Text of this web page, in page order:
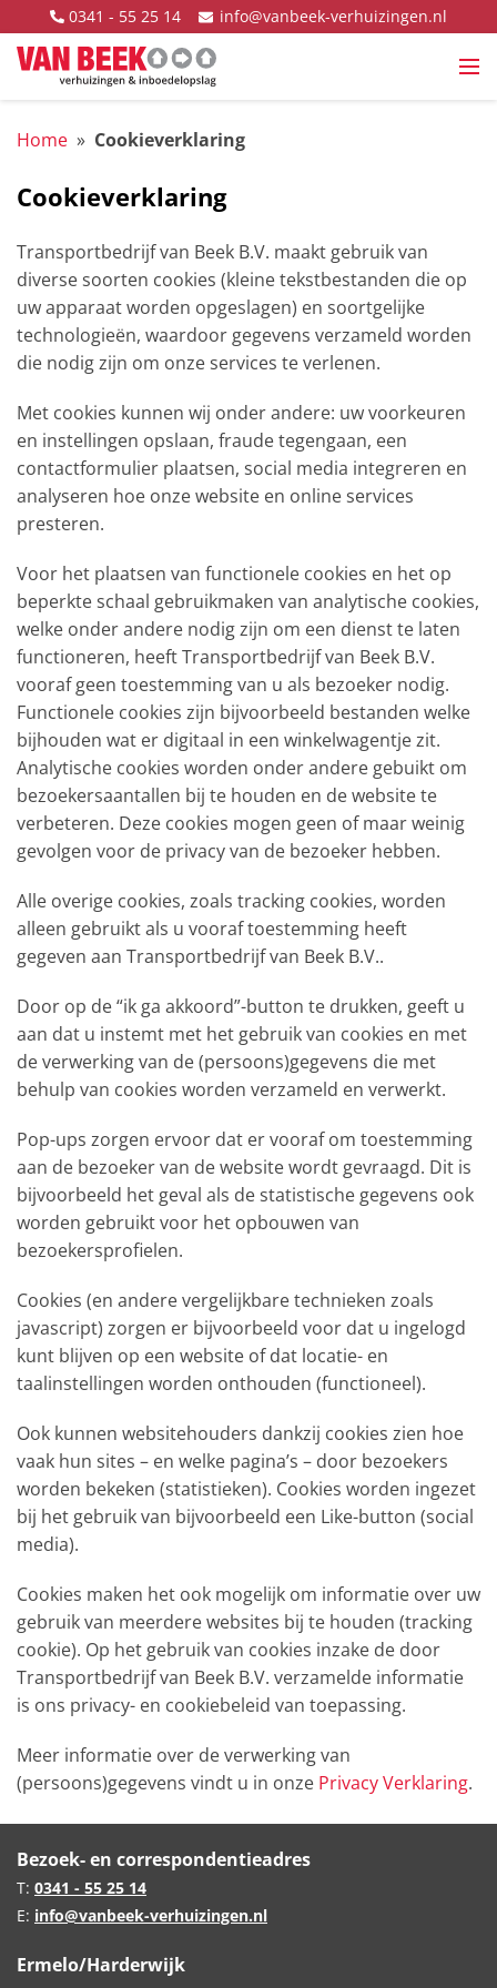
Ga naar content
0341 - 55 25 14 info@vanbeek-verhuizingen.nl
Van Beek Verhuizingen
Home » Cookieverklaring
Cookieverklaring
Transportbedrijf van Beek B.V. maakt gebruik van
diverse soorten cookies (kleine tekstbestanden die op
uw apparaat worden opgeslagen) en soortgelijke
technologieën, waardoor gegevens verzameld worden
die nodig zijn om onze services te verlenen.
Met cookies kunnen wij onder andere: uw voorkeuren
en instellingen opslaan, fraude tegengaan, een
contactformulier plaatsen, social media integreren en
analyseren hoe onze website en online services
presteren.
Voor het plaatsen van functionele cookies en het op
beperkte schaal gebruikmaken van analytische cookies,
welke onder andere nodig zijn om een dienst te laten
functioneren, heeft Transportbedrijf van Beek B.V.
vooraf geen toestemming van u als bezoeker nodig.
Functionele cookies zijn bijvoorbeeld bestanden welke
bijhouden wat er digitaal in een winkelwagentje zit.
Analytische cookies worden onder andere gebuikt om
bezoekersaantallen bij te houden en de website te
verbeteren. Deze cookies mogen geen of maar weinig
gevolgen voor de privacy van de bezoeker hebben.
Alle overige cookies, zoals tracking cookies, worden
alleen gebruikt als u vooraf toestemming heeft
gegeven aan Transportbedrijf van Beek B.V..
Door op de “ik ga akkoord”-button te drukken, geeft u
aan dat u instemt met het gebruik van cookies en met
de verwerking van de (persoons)gegevens die met
behulp van cookies worden verzameld en verwerkt.
Pop-ups zorgen ervoor dat er vooraf om toestemming
aan de bezoeker van de website wordt gevraagd. Dit is
bijvoorbeeld het geval als de statistische gegevens ook
worden gebruikt voor het opbouwen van
bezoekersprofielen.
Cookies (en andere vergelijkbare technieken zoals
javascript) zorgen er bijvoorbeeld voor dat u ingelogd
kunt blijven op een website of dat locatie- en
taalinstellingen worden onthouden (functioneel).
Ook kunnen websitehouders dankzij cookies zien hoe
vaak hun sites – en welke pagina’s – door bezoekers
worden bekeken (statistieken). Cookies worden ingezet
bij het gebruik van bijvoorbeeld een Like-button (social
media).
Cookies maken het ook mogelijk om informatie over uw
gebruik van meerdere websites bij te houden (tracking
cookie). Op het gebruik van cookies inzake de door
Transportbedrijf van Beek B.V. verzamelde informatie
is ons privacy- en cookiebeleid van toepassing.
Meer informatie over de verwerking van
(persoons)gegevens vindt u in onze Privacy Verklaring.
Bezoek- en correspondentieadres
T: 0341 - 55 25 14
E: info@vanbeek-verhuizingen.nl
Ermelo/Harderwijk